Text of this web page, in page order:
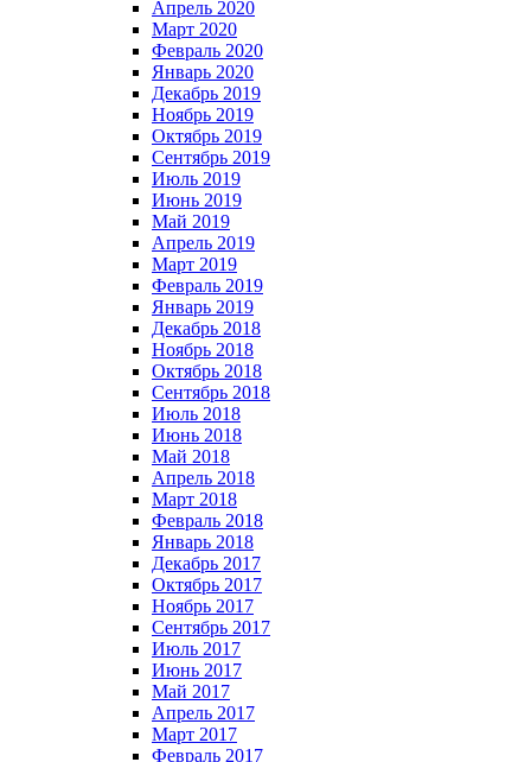
Апрель 2020
Март 2020
Февраль 2020
Январь 2020
Декабрь 2019
Ноябрь 2019
Октябрь 2019
Сентябрь 2019
Июль 2019
Июнь 2019
Май 2019
Апрель 2019
Март 2019
Февраль 2019
Январь 2019
Декабрь 2018
Ноябрь 2018
Октябрь 2018
Сентябрь 2018
Июль 2018
Июнь 2018
Май 2018
Апрель 2018
Март 2018
Февраль 2018
Январь 2018
Декабрь 2017
Октябрь 2017
Ноябрь 2017
Сентябрь 2017
Июль 2017
Июнь 2017
Май 2017
Апрель 2017
Март 2017
Февраль 2017